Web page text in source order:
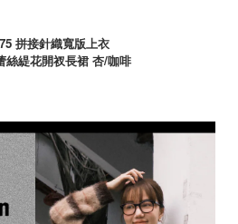
拼接針織寬版上衣
絲緹花開衩長裙 杏/咖啡